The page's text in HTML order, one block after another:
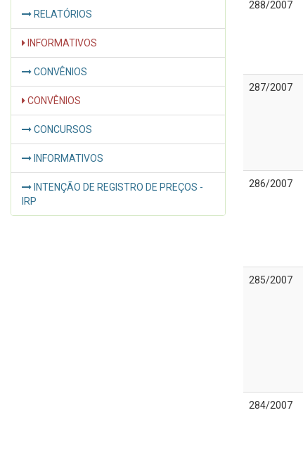
RELATÓRIOS
INFORMATIVOS
CONVÊNIOS
CONVÊNIOS
CONCURSOS
INFORMATIVOS
INTENÇÃO DE REGISTRO DE PREÇOS -
IRP
288/2007
287/2007
286/2007
285/2007
284/2007